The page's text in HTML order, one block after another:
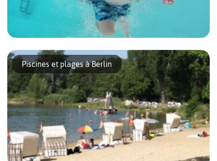
La piscine du quartier de Lankwitz est située à 13 minutes en bus
de Rathaus Steglitz et à trois minutes à pied seulement de la
station S-Bahn Lankwitz. Équipements sportifs […]
Piscines et plages à Berlin